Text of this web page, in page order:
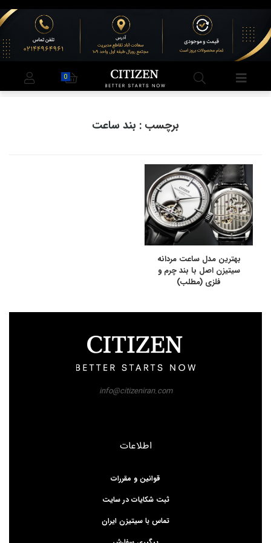
برچسب : بند ساعت
بهترین مدل ساعت مردانه
سیتیزن اصل با بند چرم و
فلزی (مطلب)
info@citizeniran.com
اطلاعات
قوانین و مقررات
ثبت شکایات در سایت
تماس با سیتیزن ایران
0